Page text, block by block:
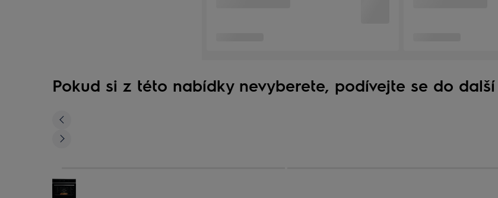
Pokud si z této nabídky nevyberete, podívejte se do